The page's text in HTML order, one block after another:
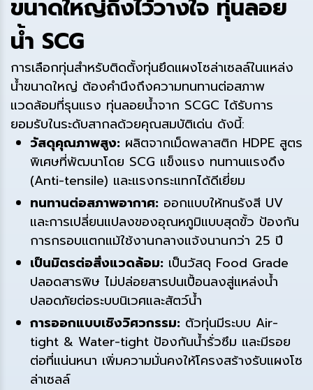
ขนาดใหญ่ถึงไว้วางใจ ทุ่นลอย
น้ำ SCG
การเลือกทุ่นสำหรับติดตั้งทุ่นยึดแผงโซล่าเซลล์ในแหล่ง
น้ำขนาดใหญ่ ต้องคำนึงถึงความทนทานต่อสภาพ
แวดล้อมที่รุนแรง ทุ่นลอยน้ำจาก SCGC ได้รับการ
ยอมรับในระดับสากลด้วยคุณสมบัติเด่น ดังนี้:
วัสดุคุณภาพสูง: ผลิตจากเม็ดพลาสติก HDPE สูตร
พิเศษที่พัฒนาโดย SCG แข็งแรง ทนทานแรงดึง
(Anti-tensile) และแรงกระแทกได้ดีเยี่ยม
ทนทานต่อสภาพอากาศ: ออกแบบให้ทนรังสี UV
และการเปลี่ยนแปลงของอุณหภูมิแบบสุดขั้ว ป้องกัน
การกรอบแตกแม้ใช้งานกลางแจ้งนานกว่า 25 ปี
เป็นมิตรต่อสิ่งแวดล้อม: เป็นวัสดุ Food Grade
ปลอดสารพิษ ไม่ปล่อยสารปนเปื้อนลงสู่แหล่งน้ำ
ปลอดภัยต่อระบบนิเวศและสัตว์น้ำ
การออกแบบเชิงวิศวกรรม: ตัวทุ่นมีระบบ Air-
tight & Water-tight ป้องกันน้ำรั่วซึม และมีรอย
ต่อที่แน่นหนา เพิ่มความมั่นคงให้โครงสร้างรับแผงโซ
ล่าเซลล์